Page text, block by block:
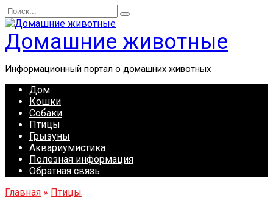
Перейти
к
содержанию
Search
for:
Домашние животные
Информационный портал о домашних животных
Дом
Кошки
Собаки
Птицы
Грызуны
Аквариумистика
Полезная информация
Обратная связь
Главная » Птицы